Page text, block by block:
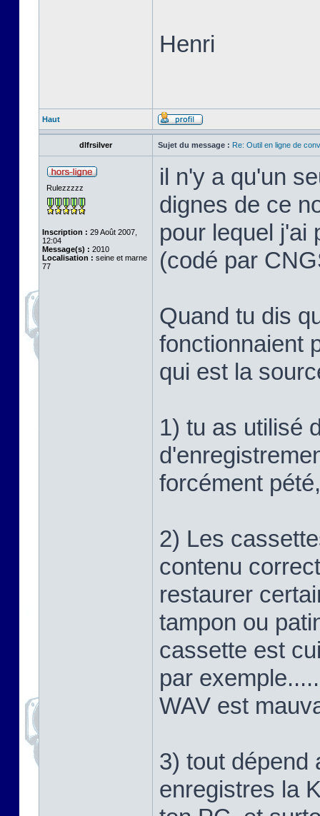
Henri
Haut
dlfrsilver Sujet du message : Re: Outil en ligne de
Rulezzzzz
Inscription : 29 Août 2007,
12:04
Message(s) : 2010
Localisation : seine et marne
77
il n'y a qu'un
dignes de ce
pour lequel j'ai
(codé par
Quand tu dis
fonctionnaient
qui est la
1) tu as utilisé
forcément
2) Les
contenu
restaurer
tampon ou
cassette est
par
WAV est
3) tout dépend
enregistres la